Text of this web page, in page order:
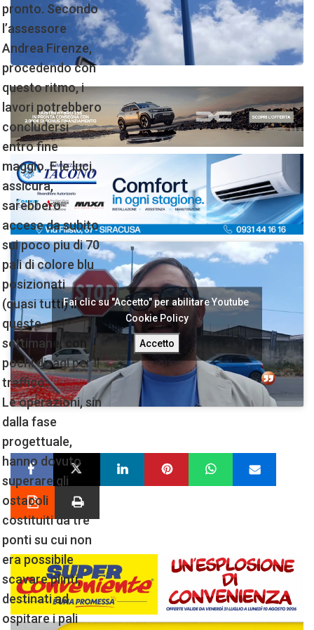
pronto. Secondo
l’assessore
Andrea Firenze,
procedendo con
questo ritmo, i
lavori potrebbero
concludersi
entro fine
maggio. E le luci,
assicura,
sarebbero
accese da subito
sui poco piu di 70
pali di colore blu
posizionati
(quasi tutti) in
queste
settimane, con
pochi disagi per il
traffico.
Le operazioni, sin
dalla fase
progettuale,
hanno dovuto
superare gli
ostacoli
costituiti da tre
ponti su cui non
era possibile
scavare plinti,
destinati ad
ospitare i pali
Fai clic su "Accetto" per abilitare Youtube
Cookie Policy
Accetto